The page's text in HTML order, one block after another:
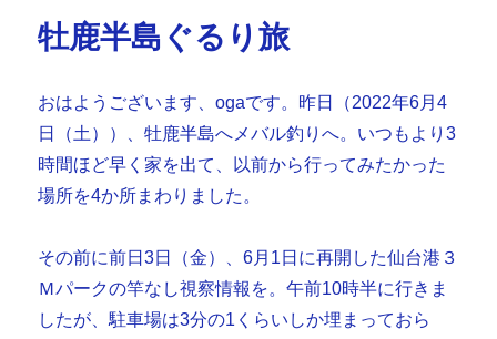
牡鹿半島ぐるり旅
おはようございます、ogaです。昨日（2022年6月4
日（土））、牡鹿半島へメバル釣りへ。いつもより3
時間ほど早く家を出て、以前から行ってみたかった
場所を4か所まわりました。
その前に前日3日（金）、6月1日に再開した仙台港３
Ｍパークの竿なし視察情報を。午前10時半に行きま
したが、駐車場は3分の1くらいしか埋まっておら